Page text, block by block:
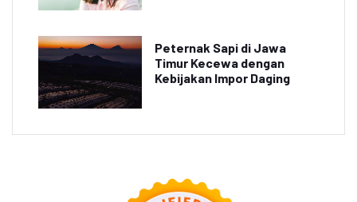
Peternak Sapi di Jawa
Timur Kecewa dengan
Kebijakan Impor Daging